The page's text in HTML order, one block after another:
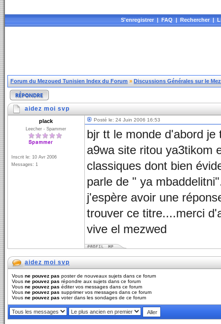
S'enregistrer|FAQ|Rechercher|
Forum du Mezoued Tunisien Index du Forum » Discussions Générales sur le
aidez moi svp
plack
Leecher - Spammer
Inscrit le: 10 Avr 2006
Messages: 1
Posté le: 24 Juin 2006 16:53
bjr tt le monde d'abord
a9wa site ritou ya3tikom
classiques dont bien
parle de " ya
j'espère avoir une
trouver ce titre....merci
vive el mezwed
aidez moi svp
Vous ne pouvez pas poster de nouveaux sujets dans ce forum
Vous ne pouvez pas répondre aux sujets dans ce forum
Vous ne pouvez pas éditer vos messages dans ce forum
Vous ne pouvez pas supprimer vos messages dans ce forum
Vous ne pouvez pas voter dans les sondages de ce forum